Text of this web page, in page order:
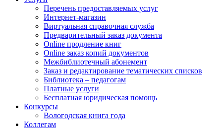
Перечень предоставляемых услуг
Интернет-магазин
Виртуальная справочная служба
Предварительный заказ документа
Online продление книг
Online заказ копий документов
Межбиблиотечный абонемент
Заказ и редактирование тематических списков
Библиотека – педагогам
Платные услуги
Бесплатная юридическая помощь
Конкурсы
Вологодская книга года
Коллегам